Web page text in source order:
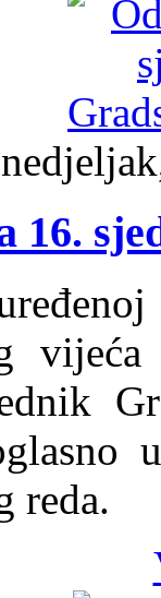
16.
reda.